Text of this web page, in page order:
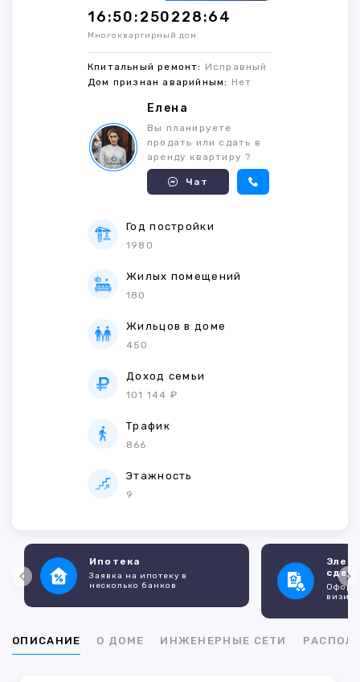
16:50:250228:64
Многоквартирный дом
Кпитальный ремонт: Исправный
Дом признан аварийным: Нет
Елена
Вы планируете
продать или сдать в
аренду квартиру ?
Чат
Год постройки
1980
Жилых помещений
180
Жильцов в доме
450
Доход семьи
101 144 ₽
Трафик
866
Этажность
9
Ипотека
Заявка на ипотеку в
несколько банков
ОПИСАНИЕ О ДОМЕ ИНЖЕНЕРНЫЕ СЕТИ